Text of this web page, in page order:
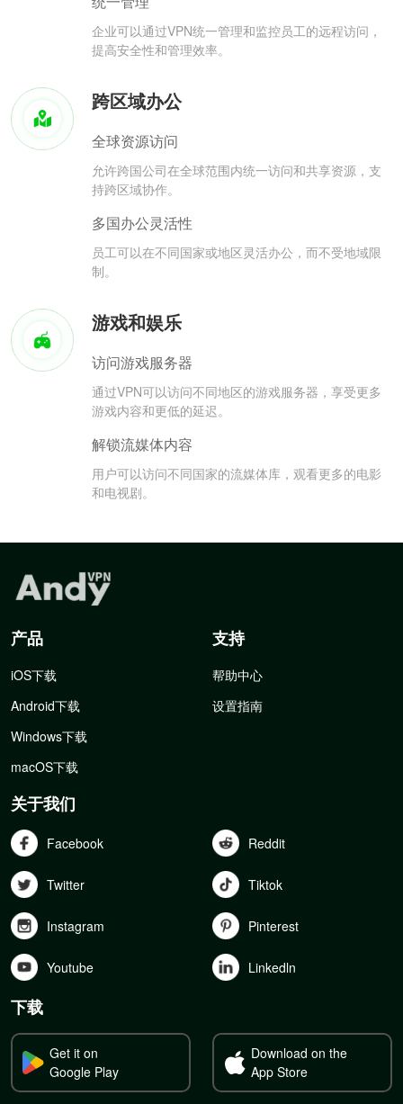
企业可以通过VPN统一管理和监控员工的远程访问，
提高安全性和管理效率。
跨区域办公
全球资源访问
允许跨国公司在全球范围内统一访问和共享资源，支
持跨区域协作。
多国办公灵活性
员工可以在不同国家或地区灵活办公，而不受地域限
制。
游戏和娱乐
访问游戏服务器
通过VPN可以访问不同地区的游戏服务器，享受更多
游戏内容和更低的延迟。
解锁流媒体内容
用户可以访问不同国家的流媒体库，观看更多的电影
和电视剧。
产品
iOS下载
Android下载
Windows下载
macOS下载
支持
帮助中心
设置指南
关于我们
Facebook Reddit
Twitter Tiktok
Instagram Pinterest
Youtube Linkedln
下载
Get it on
Google Play
Download on the
App Store